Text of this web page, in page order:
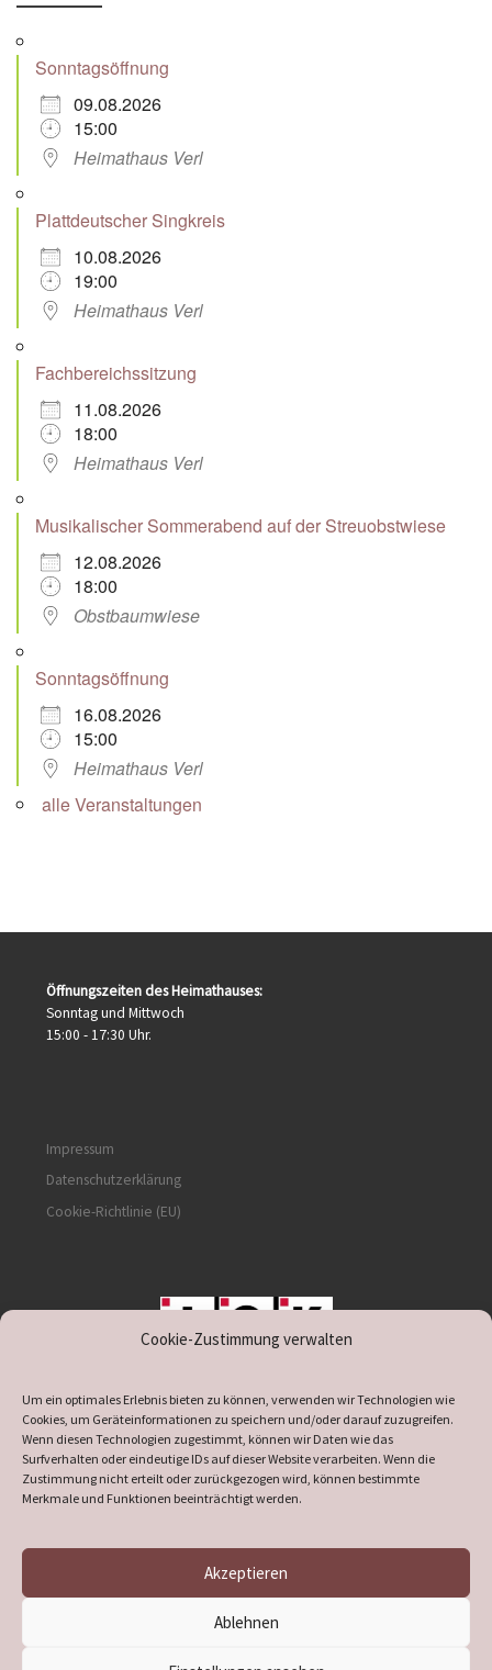
Cookie-Zustimmung verwalten
Um ein optimales Erlebnis bieten zu können, verwenden wir Technologien wie
Cookies, um Geräteinformationen zu speichern und/oder darauf zuzugreifen.
Wenn diesen Technologien zugestimmt, können wir Daten wie das
Surfverhalten oder eindeutige IDs auf dieser Website verarbeiten. Wenn die
Zustimmung nicht erteilt oder zurückgezogen wird, können bestimmte
Merkmale und Funktionen beeinträchtigt werden.
Akzeptieren
Ablehnen
Sonntagsöffnung
09.08.2026
15:00
Heimathaus Verl
Plattdeutscher Singkreis
10.08.2026
19:00
Heimathaus Verl
Fachbereichssitzung
11.08.2026
18:00
Heimathaus Verl
Musikalischer Sommerabend auf der Streuobstwiese
12.08.2026
18:00
Obstbaumwiese
Sonntagsöffnung
16.08.2026
15:00
Heimathaus Verl
alle Veranstaltungen
Öffnungszeiten des Heimathauses:
Sonntag und Mittwoch
15:00 - 17:30 Uhr.
Impressum
Datenschutzerklärung
Cookie-Richtlinie (EU)
supported by DÖ
Heimatverein Verl– Alle Rechte vorbehalten